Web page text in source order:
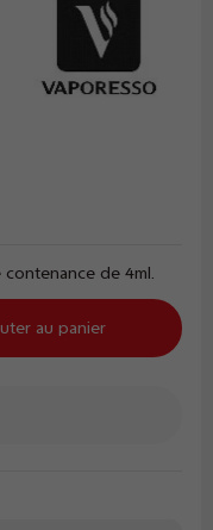
de 4ml.
au panier